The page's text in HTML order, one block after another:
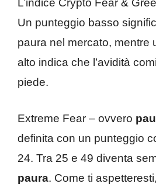
L’indice Crypto Fear &
Un punteggio basso
paura nel mercato, mentre
alto indica che l’avidità
piede.
Extreme Fear – ovvero
definita con un punteggio
24. Tra 25 e 49 diventa
paura. Come ti